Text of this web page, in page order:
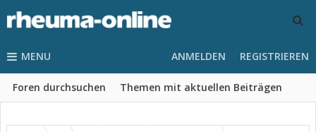
MENU
Foren durchsuchen Themen mit aktuellen Beiträgen
ANMELDEN REGISTRIEREN